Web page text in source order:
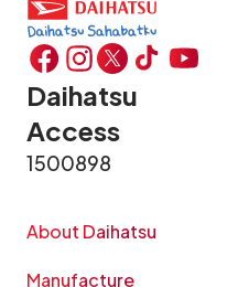
Daihatsu
Access
1500898
About Daihatsu
Manufacture